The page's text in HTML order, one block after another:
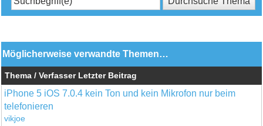
Möglicherweise verwandte Themen…
Thema / Verfasser Letzter Beitrag
iPhone 5 iOS 7.0.4 kein Ton und kein Mikrofon nur beim
telefonieren
vikjoe